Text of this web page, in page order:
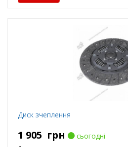
Диск зчеплення
1 905 грн
сьогодні